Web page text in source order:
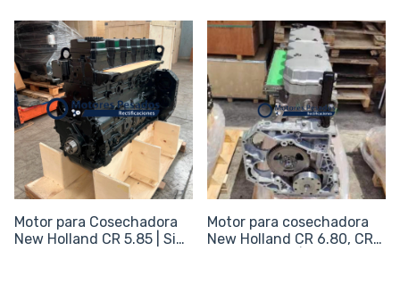
Motor para Cosechadora
New Holland CR 5.85 | Sin
Motor para cosechadora
New Holland CR 6.80, CR